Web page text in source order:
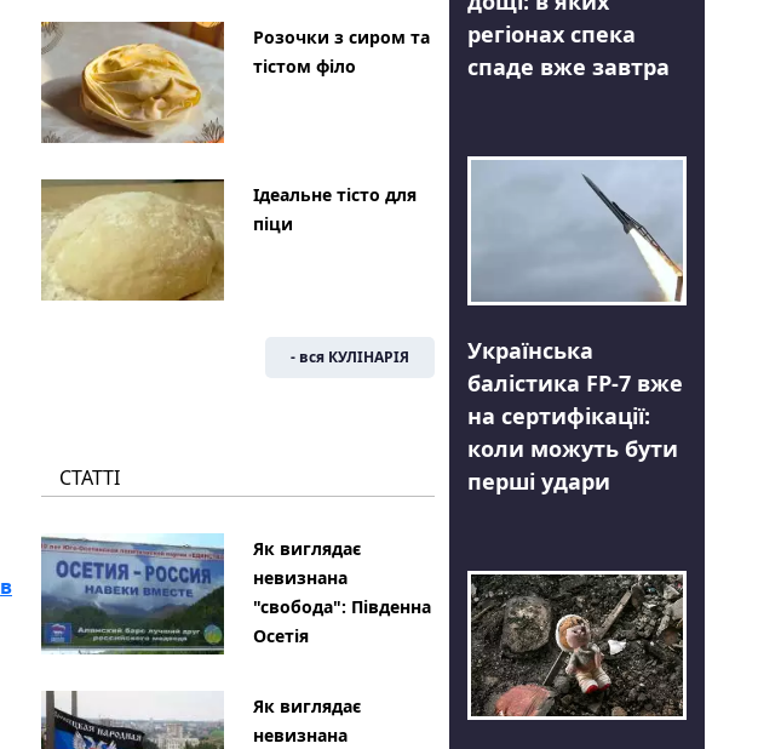
в
Розочки з сиром та
тістом філо
Ідеальне тісто для
піци
- вся КУЛІНАРІЯ
СТАТТІ
Як виглядає
невизнана
"свобода": Південна
Осетія
Як виглядає
невизнана
регіонах спека
спаде вже завтра
Українська
балістика FP-7 вже
на сертифікації:
коли можуть бути
перші удари